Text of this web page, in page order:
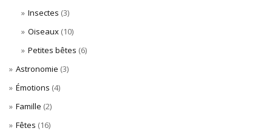
Insectes (3)
Oiseaux(10)
Petites bêtes (6)
Astronomie (3)
Émotions (4)
Famille (2)
Fêtes (16)